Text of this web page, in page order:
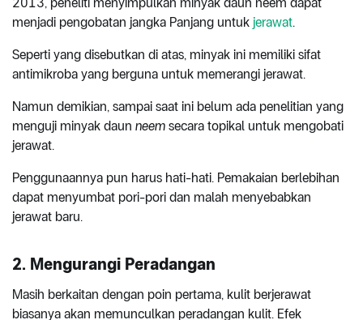
menjadi pengobatan jangka Panjang untuk jerawat.
Seperti yang disebutkan di atas, minyak ini memiliki sifat
antimikroba yang berguna untuk memerangi jerawat.
Namun demikian, sampai saat ini belum ada penelitian yang
menguji minyak daun neem secara topikal untuk mengobati
jerawat.
Penggunaannya pun harus hati-hati. Pemakaian berlebihan
dapat menyumbat pori-pori dan malah menyebabkan
jerawat baru.
2. Mengurangi Peradangan
Masih berkaitan dengan poin pertama, kulit berjerawat
biasanya akan memunculkan peradangan kulit. Efek